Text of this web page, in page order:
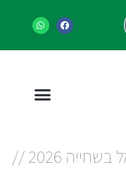
נעמי וקס, בת 87 אלופת ישראל בשחייה 2026 //